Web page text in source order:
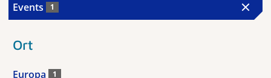
Events 1
Ort
Europa 1